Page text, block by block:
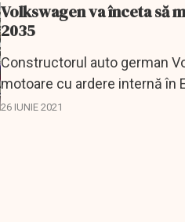
Volkswagen va înceta să
2035
Constructorul auto german
motoare cu ardere internă în
electrice, însă...
26 IUNIE 2021